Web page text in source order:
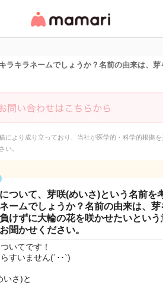
リ・情報サイト
キラネームでしょうか？名前の由来は、
より成り立っており、当社が医学的・科学的根拠を
い。
ついて、芽咲(めいさ)という名前を
ームでしょうか？名前の由来は、
けずに大輪の花を咲かせたいとい
聞かせください。
いてです！
すいません(´･･`)
いさ)と